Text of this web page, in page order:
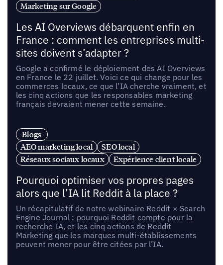
Marketing sur Google
Les AI Overviews débarquent enfin en
France : comment les entreprises multi-
sites doivent s’adapter ?
Google a confirmé le déploiement des AI Overviews
en France le 22 juillet. Voici ce qui change pour les
commerces locaux, ce que l’IA cherche vraiment, et
les cinq actions que les responsables marketing
français devraient mener cette semaine.
Blogs
AEO marketing local
SEO local
Réseaux sociaux locaux
Expérience client locale
Pourquoi optimiser vos propres pages
alors que l’IA lit Reddit à la place ?
Un récapitulatif de notre webinaire Reddit × Search
Engine Journal : pourquoi Reddit compte pour la
recherche IA, et les cinq actions de Reddit
Marketing que les marques multi-établissements
peuvent mener pour être citées par l’IA.